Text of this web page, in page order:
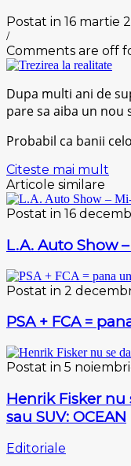
Postat in 16 martie
/
Comments are off
Dupa multi ani de
pare sa aiba un nou
Probabil ca banii
Citeste mai mult
Articole similare
Postat in 16
L.A. Auto Show
Postat in 2
PSA + FCA =
Postat in 5
Henrik Fisker
sau SUV: OCEAN
Editoriale